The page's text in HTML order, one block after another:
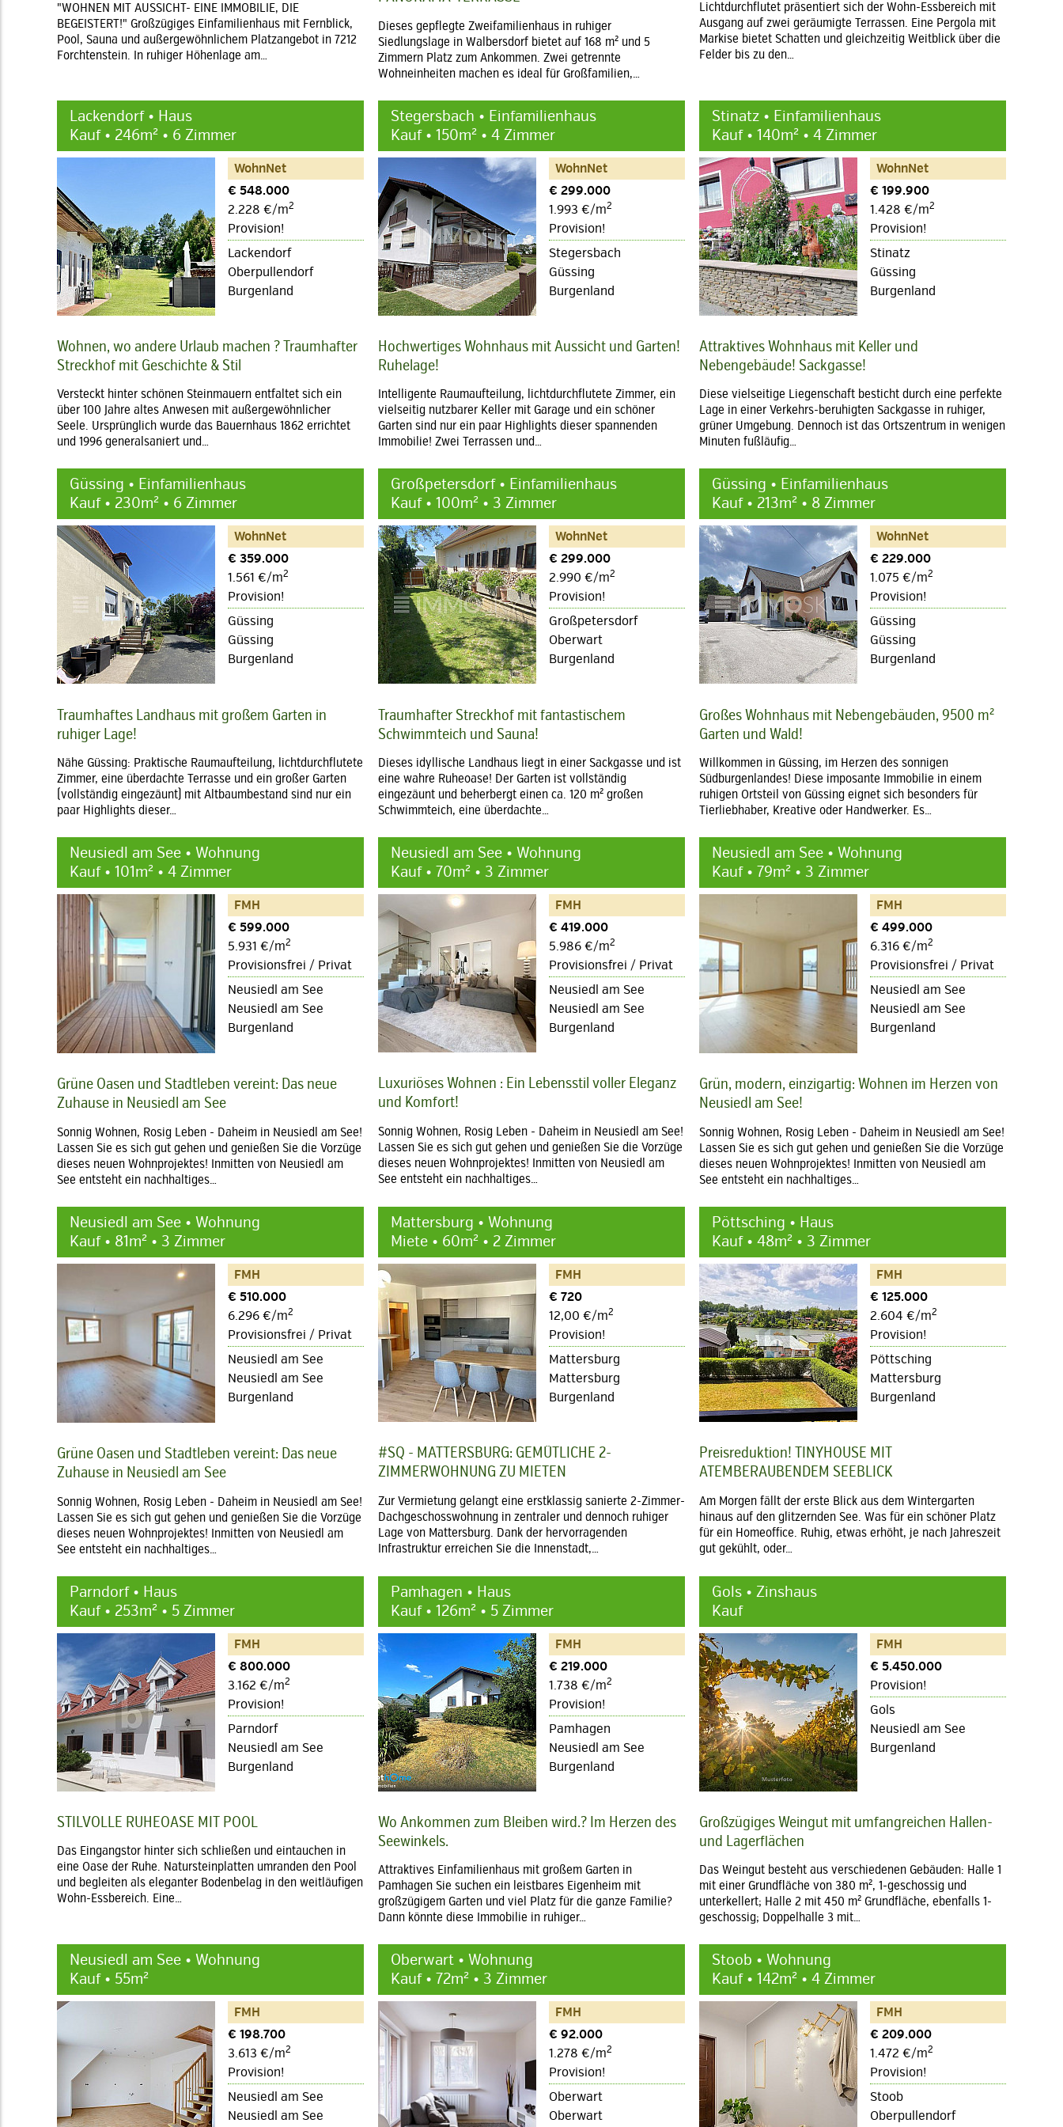
"WOHNEN MIT AUSSICHT- EINE IMMOBILIE, DIE
BEGEISTERT!" Großzügiges Einfamilienhaus mit Fernblick,
Pool, Sauna und außergewöhnlichem Platzangebot in 7212
Forchtenstein. In ruhiger Höhenlage am…
Dieses gepflegte Zweifamilienhaus in ruhiger
Siedlungslage in Walbersdorf bietet auf 168 m² und 5
Zimmern Platz zum Ankommen. Zwei getrennte
Wohneinheiten machen es ideal für Großfamilien,…
Lichtdurchflutet präsentiert sich der Wohn-Essbereich mit
Ausgang auf zwei geräumigte Terrassen. Eine Pergola mit
Markise bietet Schatten und gleichzeitig Weitblick über die
Felder bis zu den…
Lackendorf • Haus
Kauf • 246m² • 6 Zimmer
WohnNet
€ 548.000
2.228 €/m2
Provision!
Lackendorf
Oberpullendorf
Burgenland
Wohnen, wo andere Urlaub machen ? Traumhafter
Streckhof mit Geschichte & Stil
Versteckt hinter schönen Steinmauern entfaltet sich ein
über 100 Jahre altes Anwesen mit außergewöhnlicher
Seele. Ursprünglich wurde das Bauernhaus 1862 errichtet
und 1996 generalsaniert und…
Stegersbach • Einfamilienhaus
Kauf • 150m² • 4 Zimmer
WohnNet
€ 299.000
1.993 €/m2
Provision!
Stegersbach
Güssing
Burgenland
Hochwertiges Wohnhaus mit Aussicht und Garten!
Ruhelage!
Intelligente Raumaufteilung, lichtdurchflutete Zimmer, ein
vielseitig nutzbarer Keller mit Garage und ein schöner
Garten sind nur ein paar Highlights dieser spannenden
Immobilie! Zwei Terrassen und…
Stinatz • Einfamilienhaus
Kauf • 140m² • 4 Zimmer
WohnNet
€ 199.900
1.428 €/m2
Provision!
Stinatz
Güssing
Burgenland
Attraktives Wohnhaus mit Keller und
Nebengebäude! Sackgasse!
Diese vielseitige Liegenschaft besticht durch eine perfekte
Lage in einer Verkehrs-beruhigten Sackgasse in ruhiger,
grüner Umgebung. Dennoch ist das Ortszentrum in wenigen
Minuten fußläufig…
Güssing • Einfamilienhaus
Kauf • 230m² • 6 Zimmer
WohnNet
€ 359.000
1.561 €/m2
Provision!
Güssing
Güssing
Burgenland
Traumhaftes Landhaus mit großem Garten in
ruhiger Lage!
Nähe Güssing: Praktische Raumaufteilung, lichtdurchflutete
Zimmer, eine überdachte Terrasse und ein großer Garten
(vollständig eingezäunt) mit Altbaumbestand sind nur ein
paar Highlights dieser…
Großpetersdorf • Einfamilienhaus
Kauf • 100m² • 3 Zimmer
WohnNet
€ 299.000
2.990 €/m2
Provision!
Großpetersdorf
Oberwart
Burgenland
Traumhafter Streckhof mit fantastischem
Schwimmteich und Sauna!
Dieses idyllische Landhaus liegt in einer Sackgasse und ist
eine wahre Ruheoase! Der Garten ist vollständig
eingezäunt und beherbergt einen ca. 120 m² großen
Schwimmteich, eine überdachte…
Güssing • Einfamilienhaus
Kauf • 213m² • 8 Zimmer
WohnNet
€ 229.000
1.075 €/m2
Provision!
Güssing
Güssing
Burgenland
Großes Wohnhaus mit Nebengebäuden, 9500 m²
Garten und Wald!
Willkommen in Güssing, im Herzen des sonnigen
Südburgenlandes! Diese imposante Immobilie in einem
ruhigen Ortsteil von Güssing eignet sich besonders für
Tierliebhaber, Kreative oder Handwerker. Es…
Neusiedl am See • Wohnung
Kauf • 101m² • 4 Zimmer
FMH
€ 599.000
5.931 €/m2
Provisionsfrei / Privat
Neusiedl am See
Neusiedl am See
Burgenland
Grüne Oasen und Stadtleben vereint: Das neue
Zuhause in Neusiedl am See
Sonnig Wohnen, Rosig Leben - Daheim in Neusiedl am See!
Lassen Sie es sich gut gehen und genießen Sie die Vorzüge
dieses neuen Wohnprojektes! Inmitten von Neusiedl am
See entsteht ein nachhaltiges…
Neusiedl am See • Wohnung
Kauf • 70m² • 3 Zimmer
FMH
€ 419.000
5.986 €/m2
Provisionsfrei / Privat
Neusiedl am See
Neusiedl am See
Burgenland
Luxuriöses Wohnen : Ein Lebensstil voller Eleganz
und Komfort!
Sonnig Wohnen, Rosig Leben - Daheim in Neusiedl am See!
Lassen Sie es sich gut gehen und genießen Sie die Vorzüge
dieses neuen Wohnprojektes! Inmitten von Neusiedl am
See entsteht ein nachhaltiges…
Neusiedl am See • Wohnung
Kauf • 79m² • 3 Zimmer
FMH
€ 499.000
6.316 €/m2
Provisionsfrei / Privat
Neusiedl am See
Neusiedl am See
Burgenland
Grün, modern, einzigartig: Wohnen im Herzen von
Neusiedl am See!
Sonnig Wohnen, Rosig Leben - Daheim in Neusiedl am See!
Lassen Sie es sich gut gehen und genießen Sie die Vorzüge
dieses neuen Wohnprojektes! Inmitten von Neusiedl am
See entsteht ein nachhaltiges…
Neusiedl am See • Wohnung
Kauf • 81m² • 3 Zimmer
FMH
€ 510.000
6.296 €/m2
Provisionsfrei / Privat
Neusiedl am See
Neusiedl am See
Burgenland
Grüne Oasen und Stadtleben vereint: Das neue
Zuhause in Neusiedl am See
Sonnig Wohnen, Rosig Leben - Daheim in Neusiedl am See!
Lassen Sie es sich gut gehen und genießen Sie die Vorzüge
dieses neuen Wohnprojektes! Inmitten von Neusiedl am
See entsteht ein nachhaltiges…
Mattersburg • Wohnung
Miete • 60m² • 2 Zimmer
FMH
€ 720
12,00 €/m2
Provision!
Mattersburg
Mattersburg
Burgenland
#SQ - MATTERSBURG: GEMÜTLICHE 2-
ZIMMERWOHNUNG ZU MIETEN
Zur Vermietung gelangt eine erstklassig sanierte 2-Zimmer-
Dachgeschosswohnung in zentraler und dennoch ruhiger
Lage von Mattersburg. Dank der hervorragenden
Infrastruktur erreichen Sie die Innenstadt,…
Pöttsching • Haus
Kauf • 48m² • 3 Zimmer
FMH
€ 125.000
2.604 €/m2
Provision!
Pöttsching
Mattersburg
Burgenland
Preisreduktion! TINYHOUSE MIT
ATEMBERAUBENDEM SEEBLICK
Am Morgen fällt der erste Blick aus dem Wintergarten
hinaus auf den glitzernden See. Was für ein schöner Platz
für ein Homeoffice. Ruhig, etwas erhöht, je nach Jahreszeit
gut gekühlt, oder…
Parndorf • Haus
Kauf • 253m² • 5 Zimmer
FMH
€ 800.000
3.162 €/m2
Provision!
Parndorf
Neusiedl am See
Burgenland
STILVOLLE RUHEOASE MIT POOL
Das Eingangstor hinter sich schließen und eintauchen in
eine Oase der Ruhe. Natursteinplatten umranden den Pool
und begleiten als eleganter Bodenbelag in den weitläufigen
Wohn-Essbereich. Eine…
Pamhagen • Haus
Kauf • 126m² • 5 Zimmer
FMH
€ 219.000
1.738 €/m2
Provision!
Pamhagen
Neusiedl am See
Burgenland
Wo Ankommen zum Bleiben wird.? Im Herzen des
Seewinkels.
Attraktives Einfamilienhaus mit großem Garten in
Pamhagen Sie suchen ein leistbares Eigenheim mit
großzügigem Garten und viel Platz für die ganze Familie?
Dann könnte diese Immobilie in ruhiger…
Gols • Zinshaus
Kauf
FMH
€ 5.450.000
Provision!
Gols
Neusiedl am See
Burgenland
Großzügiges Weingut mit umfangreichen Hallen-
und Lagerflächen
Das Weingut besteht aus verschiedenen Gebäuden: Halle 1
mit einer Grundfläche von 380 m², 1-geschossig und
unterkellert; Halle 2 mit 450 m² Grundfläche, ebenfalls 1-
geschossig; Doppelhalle 3 mit…
Neusiedl am See • Wohnung
Kauf • 55m²
FMH
€ 198.700
3.613 €/m2
Provision!
Neusiedl am See
Neusiedl am See
Oberwart • Wohnung
Kauf • 72m² • 3 Zimmer
FMH
€ 92.000
1.278 €/m2
Provision!
Oberwart
Oberwart
Stoob • Wohnung
Kauf • 142m² • 4 Zimmer
FMH
€ 209.000
1.472 €/m2
Provision!
Stoob
Oberpullendorf